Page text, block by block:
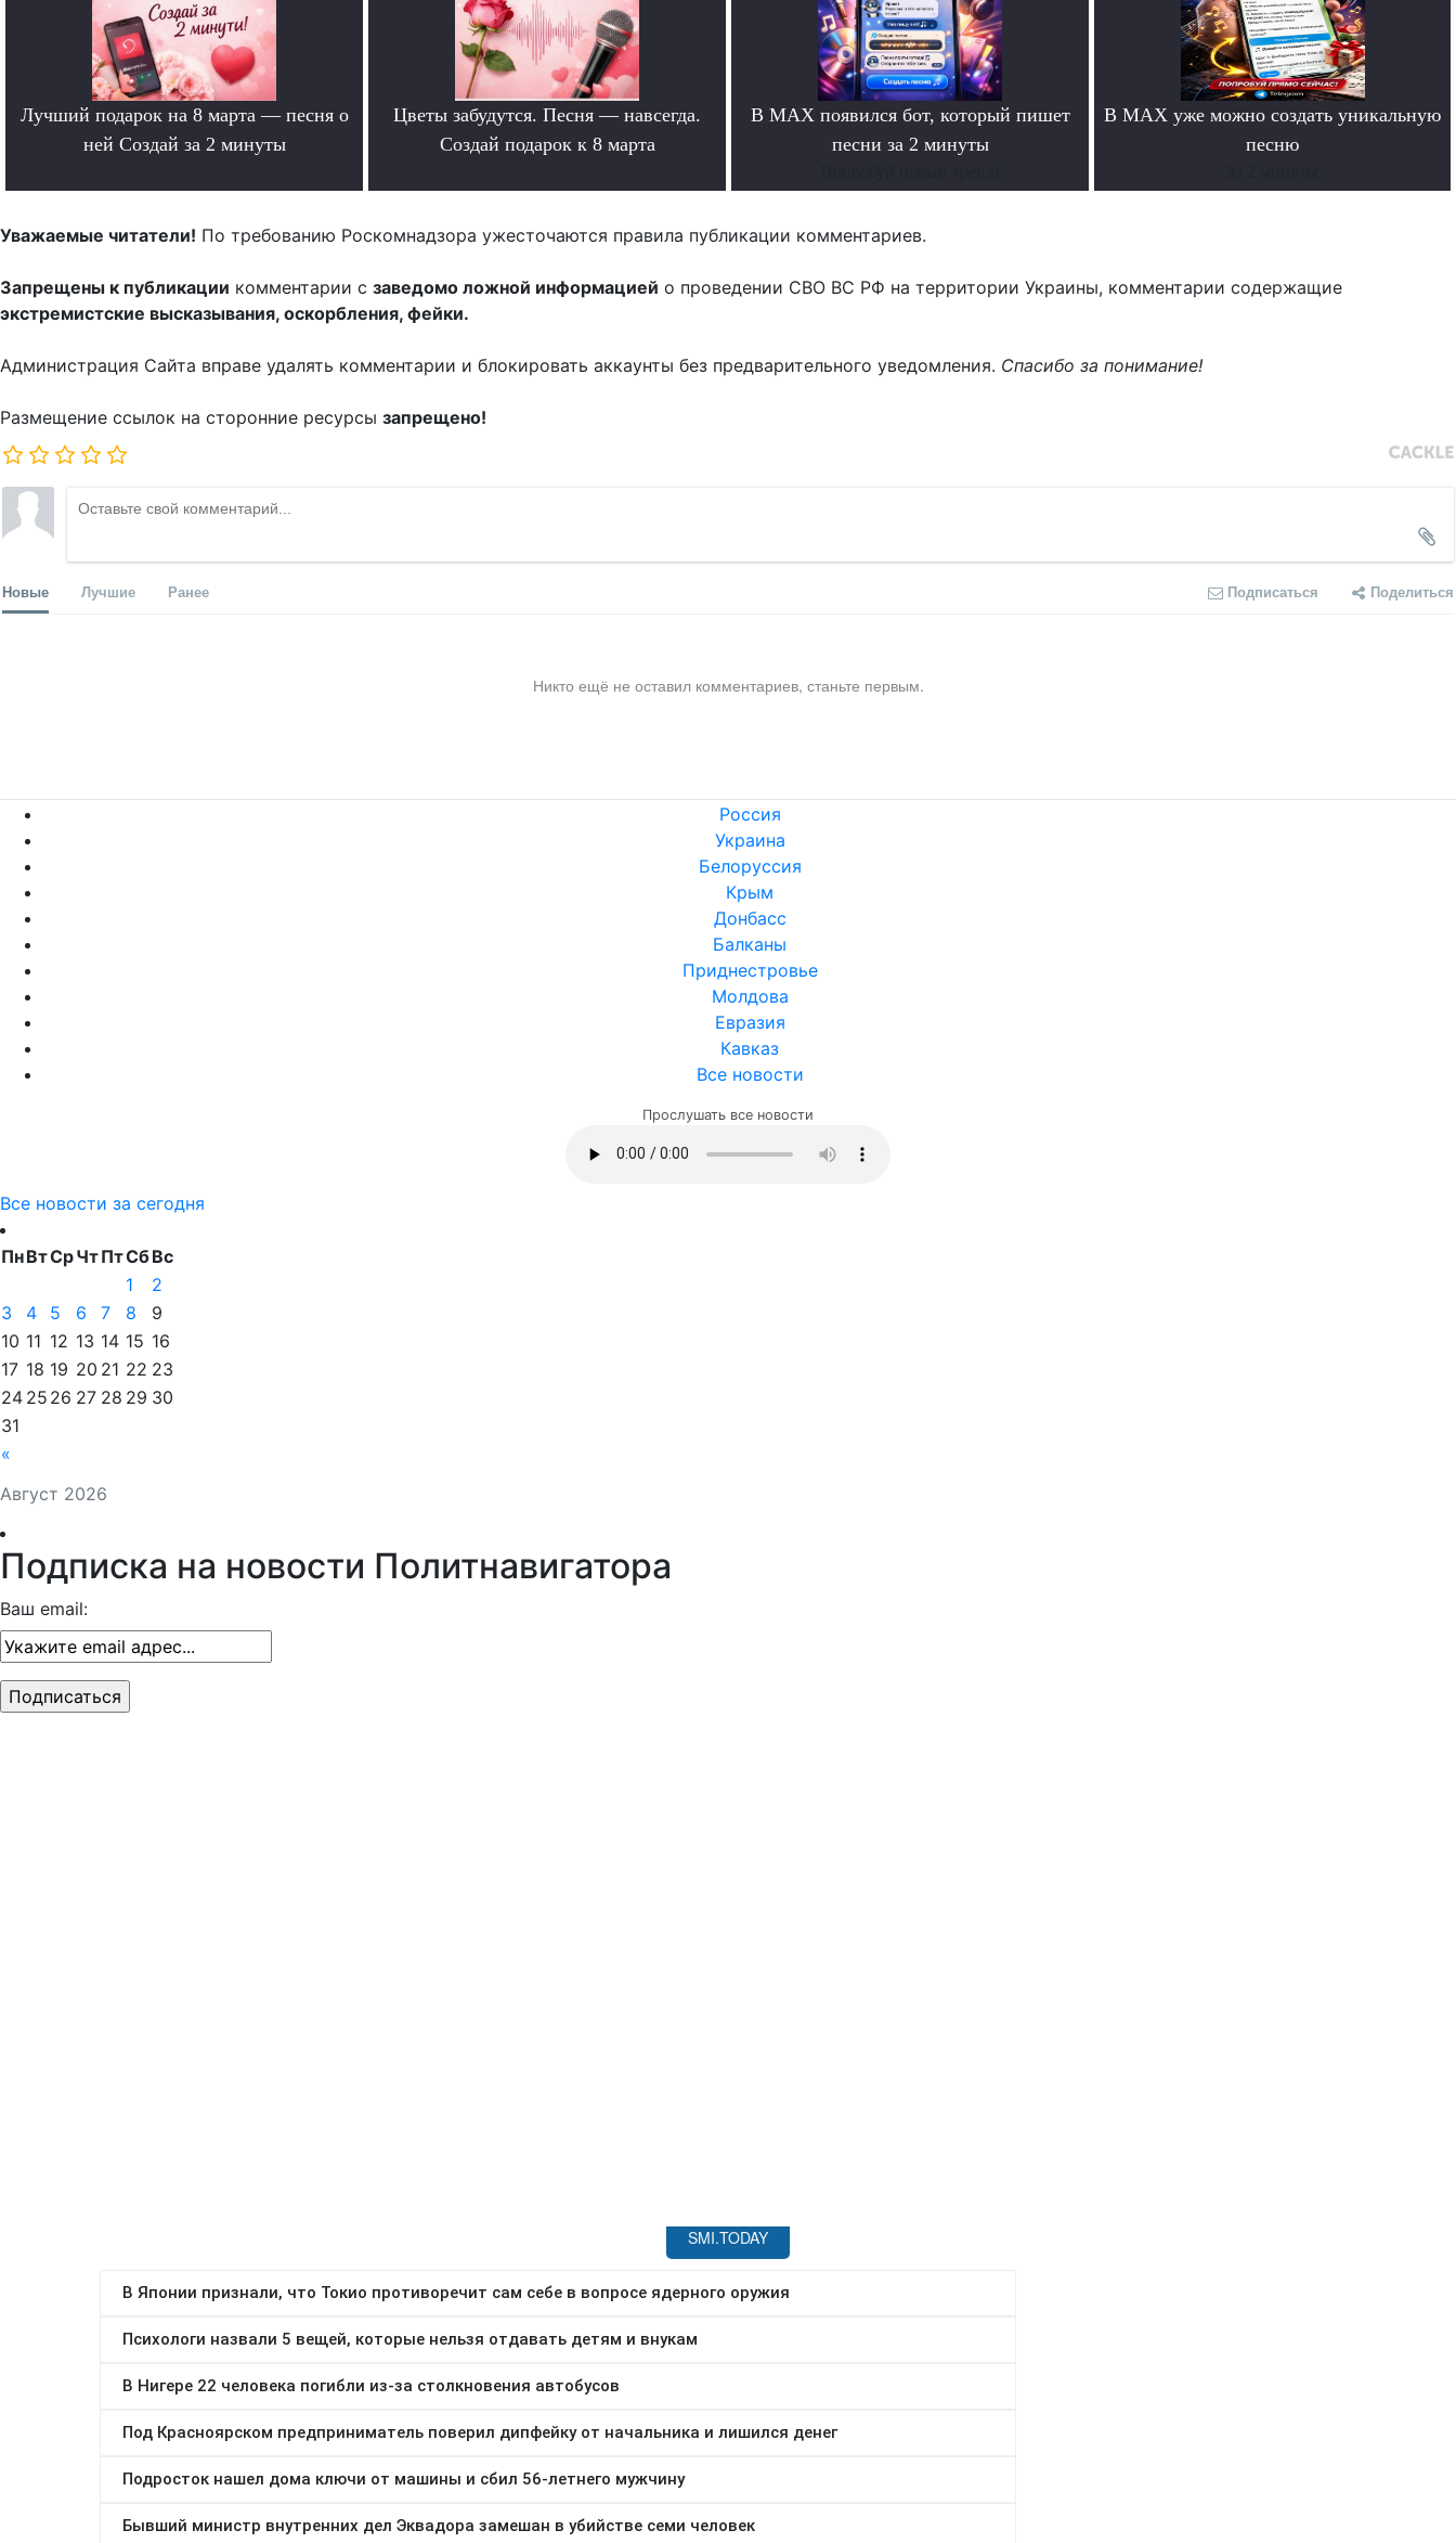
Лучший подарок на 8 марта — песня о
ней Создай за 2 минуты
Цветы забудутся. Песня — навсегда.
Создай подарок к 8 марта
В MAX появился бот, который пишет
песни за 2 минуты
В MAX уже можно создать уникальную
песню
Уважаемые читатели! По требованию Роскомнадзора ужесточаются правила публикации комментариев.
Запрещены к публикации комментарии с заведомо ложной информацией о проведении СВО ВС РФ на территории Украины, комментарии содержащие
экстремистские высказывания, оскорбления, фейки.
Администрация Сайта вправе удалять комментарии и блокировать аккаунты без предварительного уведомления. Спасибо за понимание!
Размещение ссылок на сторонние ресурсы запрещено!
Новые Лучшие Ранее Подписаться Поделиться
Никто ещё не оставил комментариев, станьте первым.
Россия
Украина
Белоруссия
Крым
Донбасс
Балканы
Приднестровье
Молдова
Евразия
Кавказ
Все новости
Прослушать все новости
Все новости за сегодня
Август 2026
ПнВтСрЧтПтСбВс
«
1
2
3
4 5 6 7 8
9
10 11 12 13 14 15 16
17 18 19 20 21 22 23
24 25 26 27 28 29 30
31
Подписка на новости Политнавигатора
Ваш email: